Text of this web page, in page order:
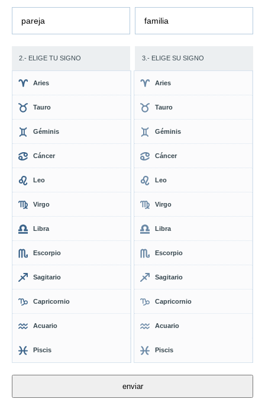
pareja familia
2.- ELIGE TU SIGNO 3.- ELIGE SU SIGNO
Aries
Tauro
Géminis
Cáncer
Leo
Virgo
Libra
Escorpio
Sagitario
Capricornio
Acuario
Piscis
Aries
Tauro
Géminis
Cáncer
Leo
Virgo
Libra
Escorpio
Sagitario
Capricornio
Acuario
Piscis